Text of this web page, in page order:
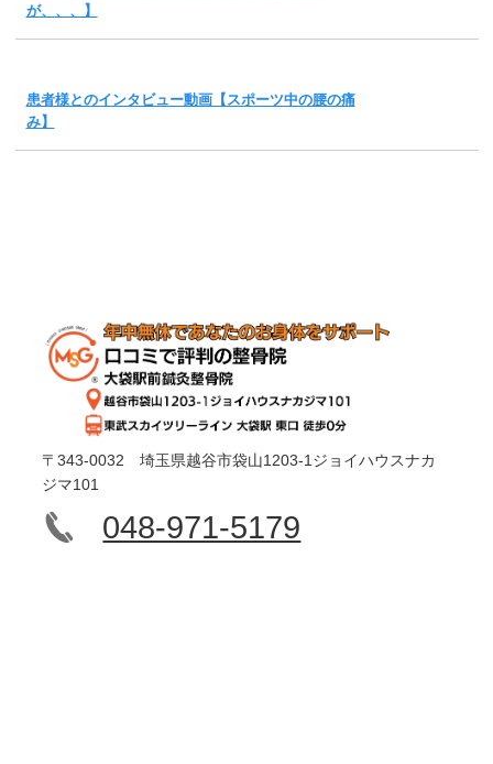
が、、、】
患者様とのインタビュー動画【スポーツ中の腰の痛
み】
〒343-0032 埼玉県越谷市袋山1203-1ジョイハウスナカ
ジマ101
048-971-5179